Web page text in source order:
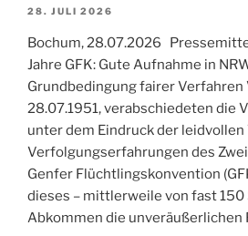
28. JULI 2026
Bochum, 28.07.2026
Jahre GFK: Gute Aufnahme in
Grundbedingung fairer Verfahren
28.07.1951, verabschiedeten die
unter dem Eindruck der
Verfolgungserfahrungen des
Genfer Flüchtlingskonvention
dieses – mittlerweile von fast
Abkommen die unveräußerlichen